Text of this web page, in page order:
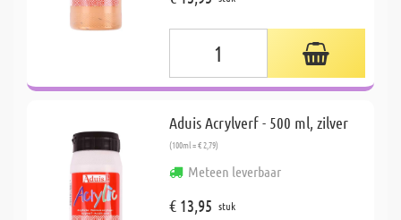
Aduis Acrylverf - 500 ml, zilver
(100ml = € 2,79)
Meteen leverbaar
€ 13,95 stuk